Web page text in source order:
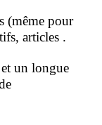
(même pour
articles .
un longue